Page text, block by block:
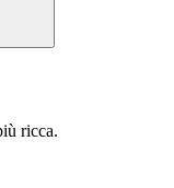
ricca.